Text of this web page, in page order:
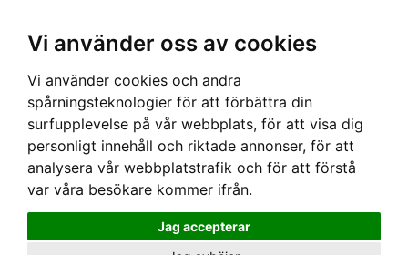
Vi använder oss av cookies
Vi använder cookies och andra
spårningsteknologier för att förbättra din
surfupplevelse på vår webbplats, för att visa dig
personligt innehåll och riktade annonser, för att
analysera vår webbplatstrafik och för att förstå
var våra besökare kommer ifrån.
Jag accepterar
› Skenor › 3-fas 240V› 3-fasskena NLP Anslutning PT207 REV Vit